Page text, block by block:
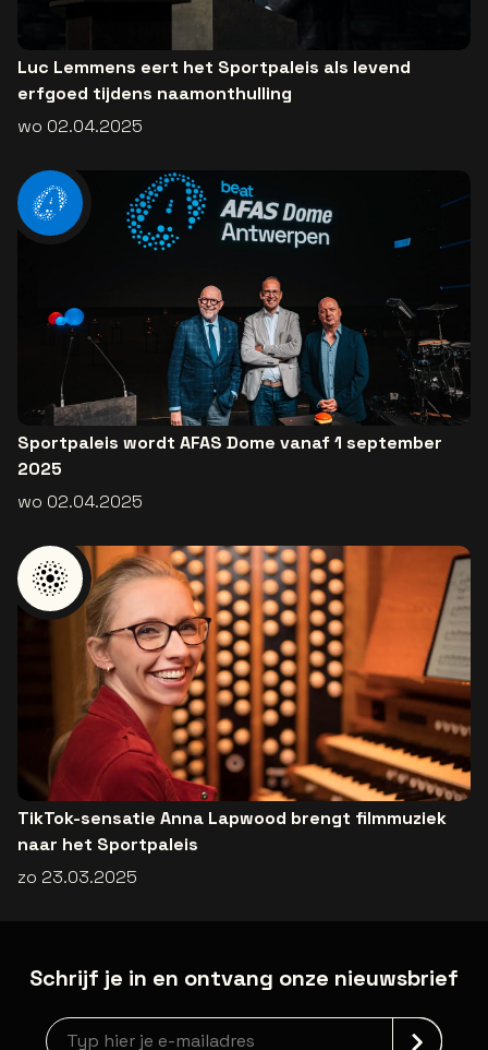
Luc Lemmens eert het Sportpaleis als levend
erfgoed tijdens naamonthulling
wo 02.04.2025
Sportpaleis wordt AFAS Dome vanaf 1 september
2025
wo 02.04.2025
TikTok-sensatie Anna Lapwood brengt filmmuziek
naar het Sportpaleis
zo 23.03.2025
Schrijf je in en ontvang onze nieuwsbrief
Nieuwsbrief aanmelding